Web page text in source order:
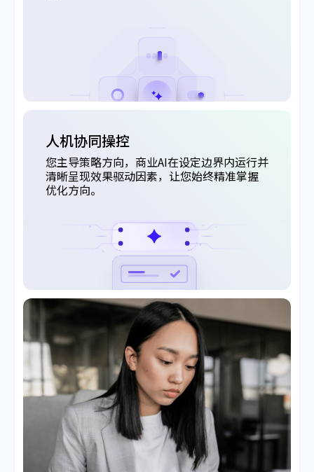
人机协同操控
您主导策略方向，商业AI在设定边界内运行并
清晰呈现效果驱动因素，让您始终精准掌握
优化方向。